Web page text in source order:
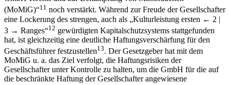
(MoMiG)“11 noch verstärkt. Während zur Freude der Gesellschafter
eine Lockerung des strengen, auch als „Kulturleistung ersten ← 2 |
3 → Ranges“12 gewürdigten Kapitalschutzsystems stattgefunden
hat, ist gleichzeitig eine deutliche Haftungsverschärfung für den
Geschäftsführer festzustellen13. Der Gesetzgeber hat mit dem
MoMiG u. a. das Ziel verfolgt, die Haftungsrisiken der
Gesellschafter unter Kontrolle zu halten, um die GmbH für die auf
die beschränkte Haftung der Gesellschafter angewiesene